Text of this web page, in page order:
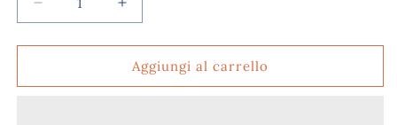
Diminuisci
quantità
per
AMIDO
Aumenta
quantità
per
SILVANA
AMIDO
Aggiungi al carrello